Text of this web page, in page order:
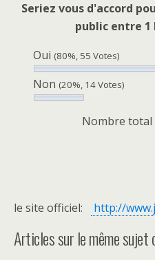
Seriez vous d'accord
public entre 1
Oui (80%, 55 Votes)
Non (20%, 14 Votes)
Nombre total
le site officiel: http://
Articles sur le même sujet